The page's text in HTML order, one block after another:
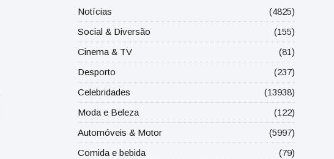
Notícias
(4825)
Social & Diversão
(155)
Cinema & TV
(81)
Desporto
(237)
Celebridades
(13938)
Moda e Beleza
(122)
Automóveis & Motor
(5997)
Comida e bebida
(79)